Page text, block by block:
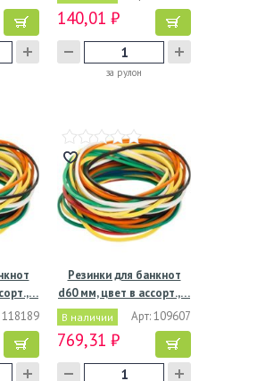
140,01 ₽
за рулон
118189
Резинки для банкнот
d60 мм, цвет в ассорт.,…
В наличии Арт: 109607
769,31 ₽